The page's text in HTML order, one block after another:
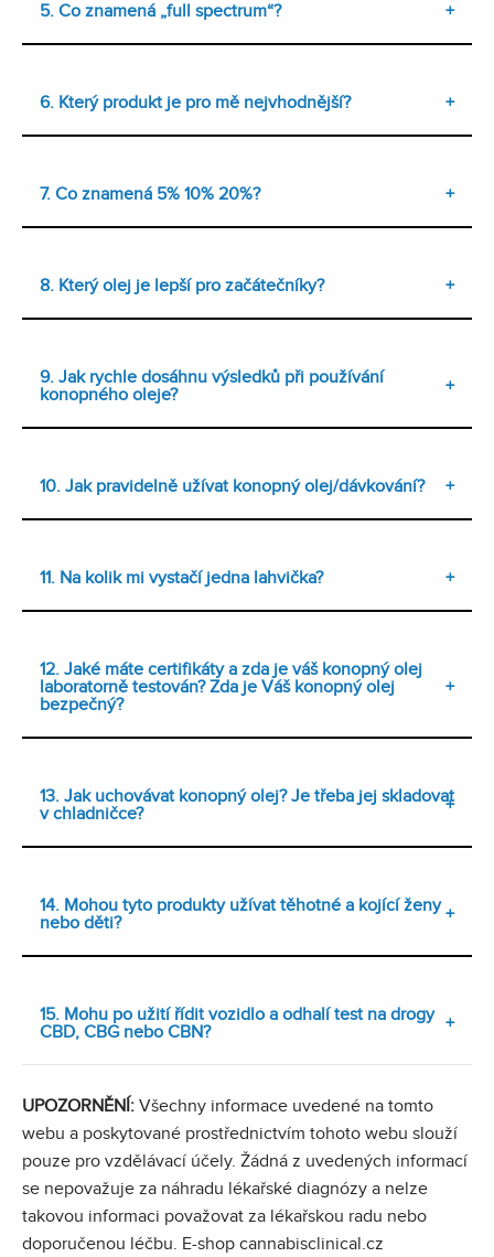
5. Co znamená „full spectrum“?
6. Který produkt je pro mě nejvhodnější?
7. Co znamená 5% 10% 20%?
8. Který olej je lepší pro začátečníky?
9. Jak rychle dosáhnu výsledků při používání
konopného oleje?
10. Jak pravidelně užívat konopný olej/dávkování?
11. Na kolik mi vystačí jedna lahvička?
12. Jaké máte certifikáty a zda je váš konopný olej
laboratorně testován? Zda je Váš konopný olej
bezpečný?
13. Jak uchovávat konopný olej? Je třeba jej skladovat
v chladničce?
14. Mohou tyto produkty užívat těhotné a kojící ženy
nebo děti?
15. Mohu po užití řídit vozidlo a odhalí test na drogy
CBD, CBG nebo CBN?
UPOZORNĚNÍ: Všechny informace uvedené na tomto
webu a poskytované prostřednictvím tohoto webu slouží
pouze pro vzdělávací účely. Žádná z uvedených informací
se nepovažuje za náhradu lékařské diagnózy a nelze
takovou informaci považovat za lékařskou radu nebo
doporučenou léčbu. E-shop cannabisclinical.cz